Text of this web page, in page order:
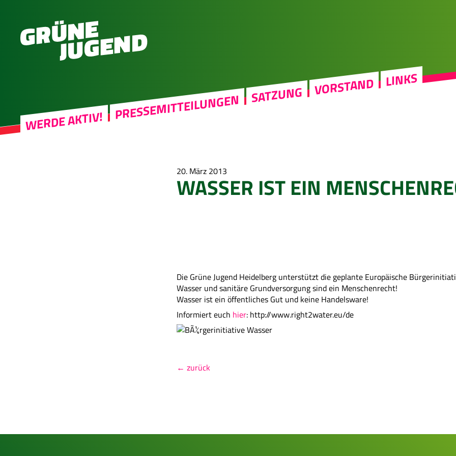
WERDE AKTIV! PRESSEMITTEILUNGEN SATZUNG VORSTAND LINKS
20. März 2013
WASSER IST EIN
Die Grüne Jugend Heidelberg unterstützt die geplante Europäische
Wasser und sanitäre Grundversorgung sind ein Menschenrecht!
Wasser ist ein öffentliches Gut und keine Handelsware!
Informiert euch hier: http://www.right2water.eu/de
← zurück